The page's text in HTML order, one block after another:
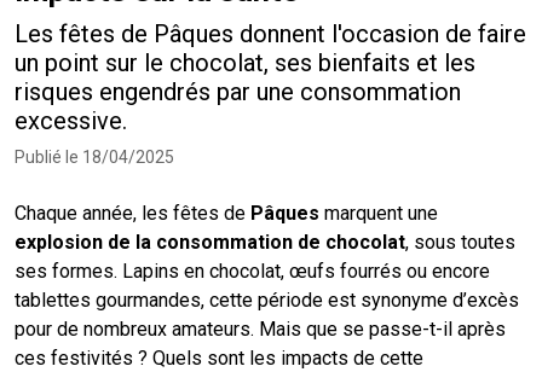
Les fêtes de Pâques donnent l'occasion de faire
un point sur le chocolat, ses bienfaits et les
risques engendrés par une consommation
excessive.
Publié le 18/04/2025
Chaque année, les fêtes de Pâques marquent une
explosion de la consommation de chocolat, sous toutes
ses formes. Lapins en chocolat, œufs fourrés ou encore
tablettes gourmandes, cette période est synonyme d’excès
pour de nombreux amateurs. Mais que se passe-t-il après
ces festivités ? Quels sont les impacts de cette